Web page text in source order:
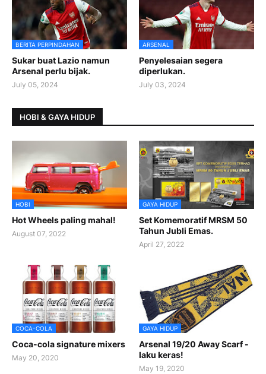
BERITA PERPINDAHAN
Sukar buat Lazio namun
Arsenal perlu bijak.
July 05, 2024
ARSENAL
Penyelesaian segera
diperlukan.
July 03, 2024
HOBI & GAYA HIDUP
HOBI
Hot Wheels paling mahal!
August 07, 2022
GAYA HIDUP
Set Komemoratif MRSM 50
Tahun Jubli Emas.
April 27, 2022
COCA-COLA
Coca-cola signature mixers
May 20, 2020
GAYA HIDUP
Arsenal 19/20 Away Scarf -
laku keras!
May 19, 2020